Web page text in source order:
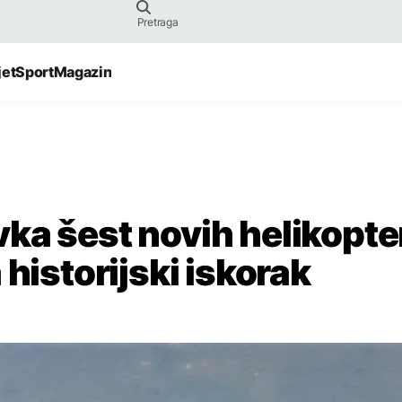
SportMagazin
šest novih
historijski iskorak